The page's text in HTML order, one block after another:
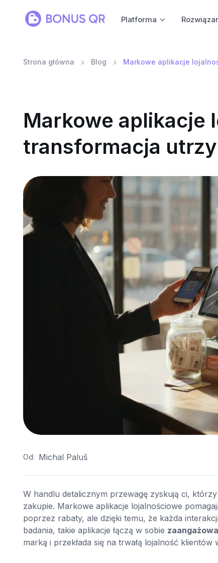
Platforma
Strona główna Blog Markowe aplikacje
Markowe aplikacje
transformacja
Od: Michal Paluš
W handlu detalicznym przewagę zyskują ci,
zakupie. Markowe aplikacje lojalnościowe
poprzez rabaty, ale dzięki temu, że każda
badania, takie aplikacje łączą w sobie
marką i przekłada się na trwałą lojalność klientów